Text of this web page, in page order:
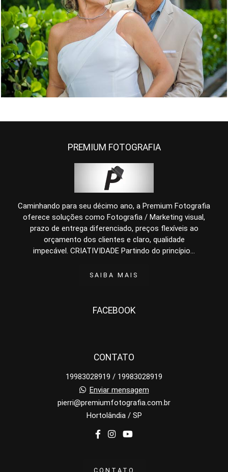
PREMIUM FOTOGRAFIA
Caminhando para seu décimo ano, a Premium Fotografia
oferece soluções como Fotografia / Marketing visual,
prazo de entrega diferenciado, preços flexíveis ao
orçamento dos clientes e claro, qualidade
impecável. CRIATIVIDADE Partindo do princípio...
SAIBA MAIS
FACEBOOK
CONTATO
19983028919 / 19983028919
Enviar mensagem
pierri@premiumfotografia.com.br
Hortolândia / SP
CONTATO